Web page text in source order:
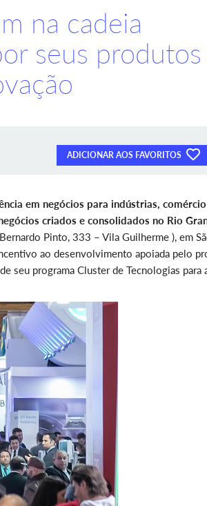
na cadeia
seus produtos
ADICIONAR AOS FAVORITOS
em negócios para indústrias,
criados e consolidados no Rio
Pinto, 333 – Vila Guilherme ), em
ao desenvolvimento apoiada pelo
seu programa Cluster de Tecnologias para